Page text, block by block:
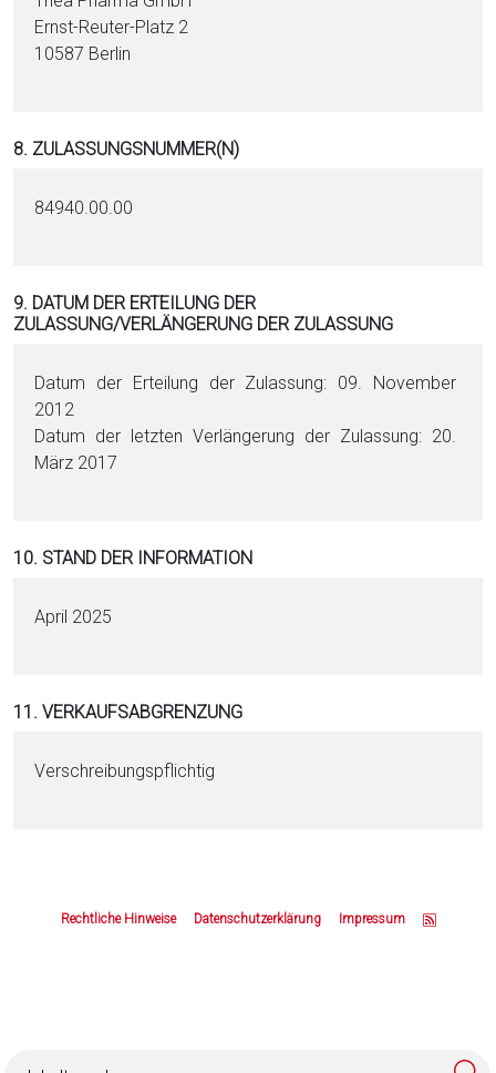
Ernst-Reuter-Platz 2
10587 Berlin
8. ZULASSUNGSNUMMER(N)
84940.00.00
9. DATUM DER ERTEILUNG DER
ZULASSUNG/VERLÄNGERUNG DER ZULASSUNG
Datum der Erteilung der Zulassung: 09. November
2012
Datum der letzten Verlängerung der Zulassung: 20.
März 2017
10. STAND DER INFORMATION
April 2025
11. VERKAUFSABGRENZUNG
Verschreibungspflichtig
Rechtliche Hinweise Datenschutzerklärung Impressum